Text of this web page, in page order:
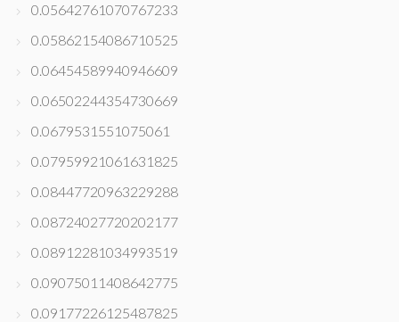
0.05642761070767233
0.05862154086710525
0.06454589940946609
0.06502244354730669
0.0679531551075061
0.07959921061631825
0.08447720963229288
0.08724027720202177
0.08912281034993519
0.09075011408642775
0.09177226125487825